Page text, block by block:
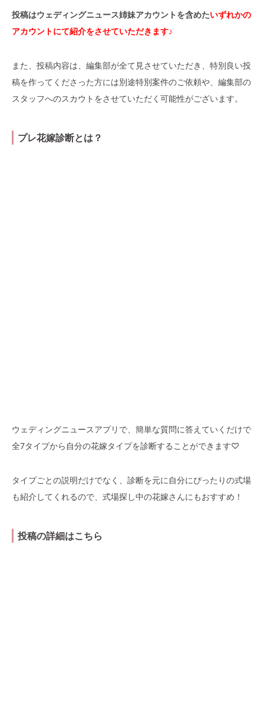
投稿はウェディングニュース姉妹アカウントを含めたいずれかの
アカウントにて紹介をさせていただきます♪
また、投稿内容は、編集部が全て見させていただき、特別良い投
稿を作ってくださった方には別途特別案件のご依頼や、編集部の
スタッフへのスカウトをさせていただく可能性がございます。
プレ花嫁診断とは？
ウェディングニュースアプリで、簡単な質問に答えていくだけで
全7タイプから自分の花嫁タイプを診断することができます♡
タイプごとの説明だけでなく、診断を元に自分にぴったりの式場
も紹介してくれるので、式場探し中の花嫁さんにもおすすめ！
投稿の詳細はこちら